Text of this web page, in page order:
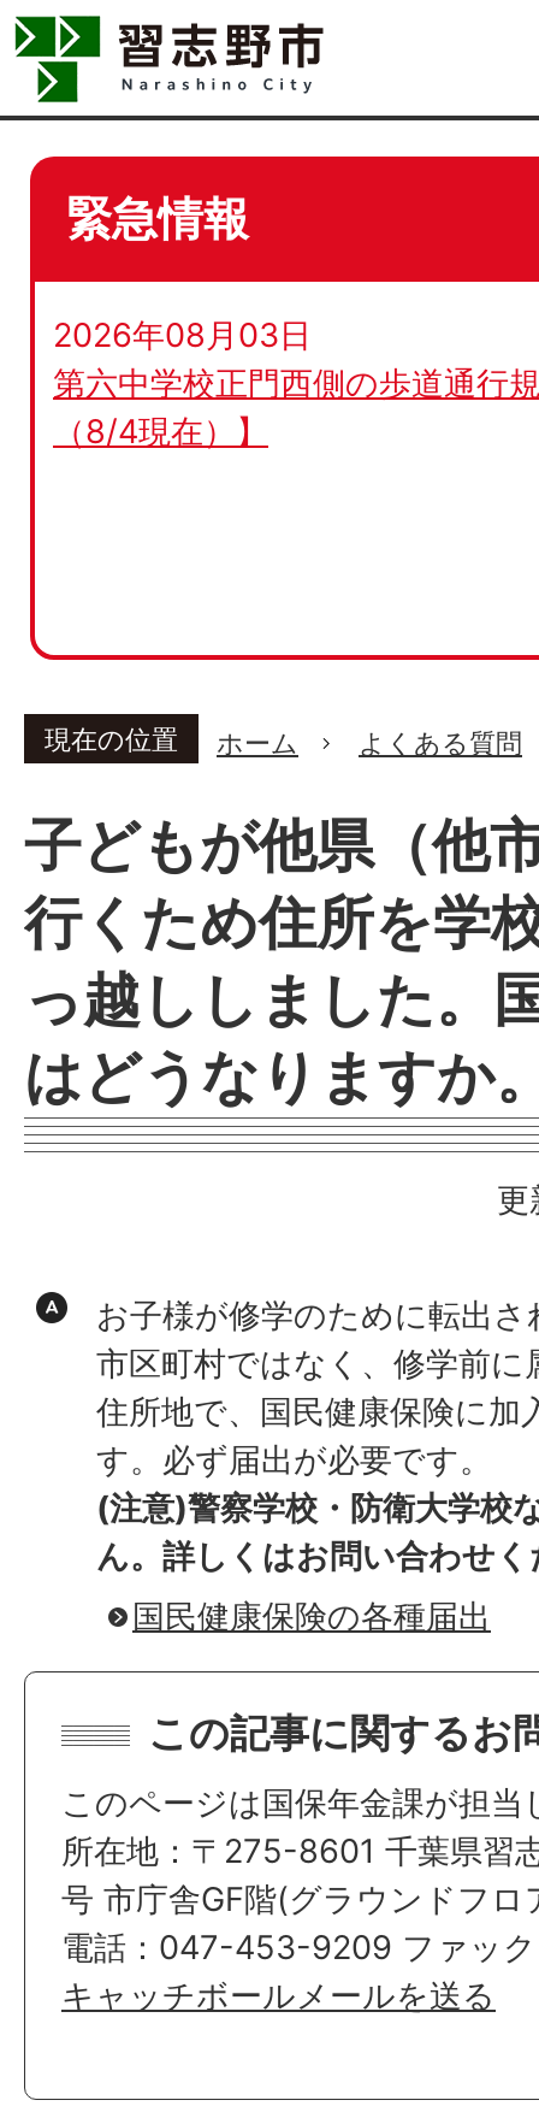
緊急情報
2026年08月03日
第六中学校正門西側の歩道通行
（8/4現在）】
現在の位置 ホーム よくある質問
子どもが他県（他
行くため住所を学
っ越ししました。
はどうなりますか
更
お子様が修学のために転出
市区町村ではなく、修学前
住所地で、国民健康保険に
す。必ず届出が必要です。
(注意)警察学校・防衛大学校
ん。詳しくはお問い合わせ
国民健康保険の各種届出
この記事に関するお
このページは国保年金課が担当
所在地：〒275-8601 千葉県習
号 市庁舎GF階(グラウンドフロ
電話：047-453-9209 ファッ
キャッチボールメールを送る